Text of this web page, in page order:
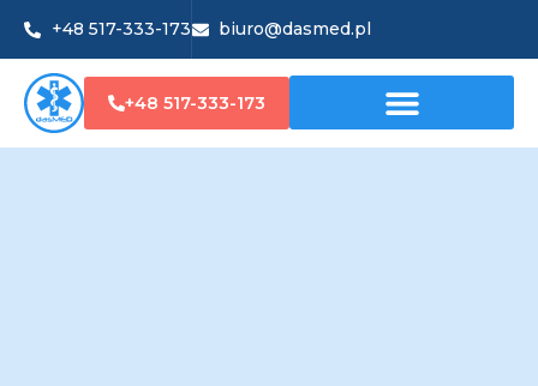
+48 517-333-173 biuro@dasmed.pl
+48 517-333-173